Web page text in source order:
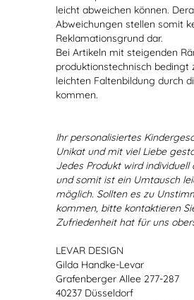
leicht abweichen können.
Abweichungen stellen somit
Reklamationsgrund dar.
Bei Artikeln mit steigenden
produktionstechnisch bedingt
leichten Faltenbildung durch
kommen.
Ihr personalisiertes
Unikat und mit viel Liebe
Jedes Produkt wird
und somit ist ein Umtausch
möglich. Sollten es zu
kommen, bitte kontaktieren
Zufriedenheit hat für uns
LEVAR DESIGN
Gilda Handke-Levar
Grafenberger Allee 277-287
40237 Düsseldorf